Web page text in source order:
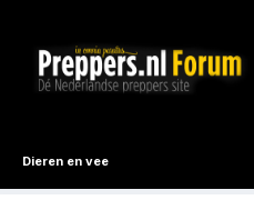
Dieren en vee